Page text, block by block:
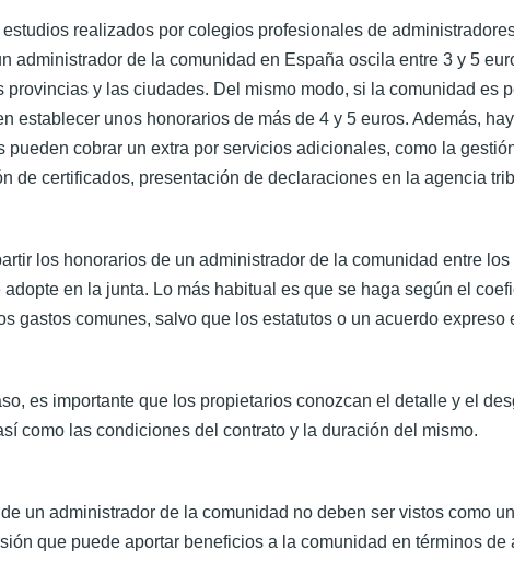
realizados por colegios profesionales de
administrador de la comunidad en España oscila entre 3 y 5
provincias y las ciudades. Del mismo modo, si la comunidad es
establecer unos honorarios de más de 4 y 5 euros. Además,
pueden cobrar un extra por servicios adicionales, como la
de certificados, presentación de declaraciones en la agencia
los honorarios de un administrador de la comunidad entre
en la junta. Lo más habitual es que se haga según el
gastos comunes, salvo que los estatutos o un acuerdo expreso
es importante que los propietarios conozcan el detalle y el
como las condiciones del contrato y la duración del mismo.
un administrador de la comunidad no deben ser vistos como
que puede aportar beneficios a la comunidad en términos